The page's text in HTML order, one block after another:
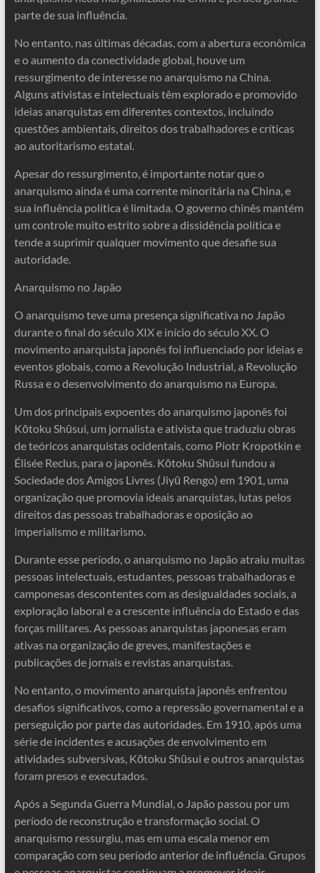
parte de sua influência.
No entanto, nas últimas décadas, com a abertura econômica
e o aumento da conectividade global, houve um
ressurgimento de interesse no anarquismo na China.
Alguns ativistas e intelectuais têm explorado e promovido
ideias anarquistas em diferentes contextos, incluindo
questões ambientais, direitos dos trabalhadores e críticas
ao autoritarismo estatal.
Apesar do ressurgimento, é importante notar que o
anarquismo ainda é uma corrente minoritária na China, e
sua influência política é limitada. O governo chinês mantém
um controle muito estrito sobre a dissidência política e
tende a suprimir qualquer movimento que desafie sua
autoridade.
Anarquismo no Japão
O anarquismo teve uma presença significativa no Japão
durante o final do século XIX e início do século XX. O
movimento anarquista japonês foi influenciado por ideias e
eventos globais, como a Revolução Industrial, a Revolução
Russa e o desenvolvimento do anarquismo na Europa.
Um dos principais expoentes do anarquismo japonês foi
Kōtoku Shūsui, um jornalista e ativista que traduziu obras
de teóricos anarquistas ocidentais, como Piotr Kropotkin e
Élisée Reclus, para o japonês. Kōtoku Shūsui fundou a
Sociedade dos Amigos Livres (Jiyū Rengo) em 1901, uma
organização que promovia ideais anarquistas, lutas pelos
direitos das pessoas trabalhadoras e oposição ao
imperialismo e militarismo.
Durante esse período, o anarquismo no Japão atraiu muitas
pessoas intelectuais, estudantes, pessoas trabalhadoras e
camponesas descontentes com as desigualdades sociais, a
exploração laboral e a crescente influência do Estado e das
forças militares. As pessoas anarquistas japonesas eram
ativas na organização de greves, manifestações e
publicações de jornais e revistas anarquistas.
No entanto, o movimento anarquista japonês enfrentou
desafios significativos, como a repressão governamental e a
perseguição por parte das autoridades. Em 1910, após uma
série de incidentes e acusações de envolvimento em
atividades subversivas, Kōtoku Shūsui e outros anarquistas
foram presos e executados.
Após a Segunda Guerra Mundial, o Japão passou por um
período de reconstrução e transformação social. O
anarquismo ressurgiu, mas em uma escala menor em
comparação com seu período anterior de influência. Grupos